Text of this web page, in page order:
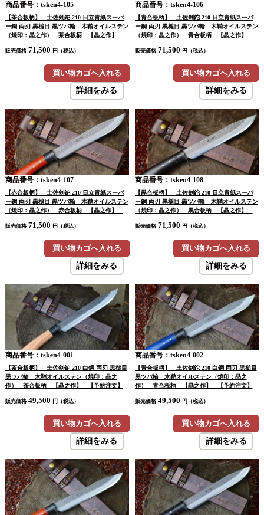
商品番号：tsken4-105
【茶合板柄】 土佐剣鉈 210 日立青紙スーパ
ー鋼 両刃 黒槌目 黒ツバ輪 木鞘オイルステン
（焼印：晶之作） 茶合板柄 【晶之作】
販売価格 71,500 円（税込）
買い物カゴへ入れる
詳細をみる
商品番号：tsken4-106
【青合板柄】 土佐剣鉈 210 日立青紙スーパ
ー鋼 両刃 黒槌目 黒ツバ輪 木鞘オイルステン
（焼印：晶之作） 青合板柄 【晶之作】
販売価格 71,500 円（税込）
買い物カゴへ入れる
詳細をみる
商品番号：tsken4-107
【赤合板柄】 土佐剣鉈 210 日立青紙スーパ
ー鋼 両刃 黒槌目 黒ツバ輪 木鞘オイルステン
（焼印：晶之作） 赤合板柄 【晶之作】
販売価格 71,500 円（税込）
買い物カゴへ入れる
詳細をみる
商品番号：tsken4-108
【黒合板柄】 土佐剣鉈 210 日立青紙スーパ
ー鋼 両刃 黒槌目 黒ツバ輪 木鞘オイルステン
（焼印：晶之作） 黒合板柄 【晶之作】
販売価格 71,500 円（税込）
買い物カゴへ入れる
詳細をみる
商品番号：tsken4-001
【茶合板柄】 土佐剣鉈 210 白鋼 両刃 黒槌目
黒ツバ輪 木鞘オイルステン（焼印：晶之
作） 茶合板柄 【晶之作】 【予約注文】
販売価格 49,500 円（税込）
買い物カゴへ入れる
詳細をみる
商品番号：tsken4-002
【青合板柄】 土佐剣鉈 210 白鋼 両刃 黒槌目
黒ツバ輪 木鞘オイルステン（焼印：晶之
作） 青合板柄 【晶之作】 【予約注文】
販売価格 49,500 円（税込）
買い物カゴへ入れる
詳細をみる